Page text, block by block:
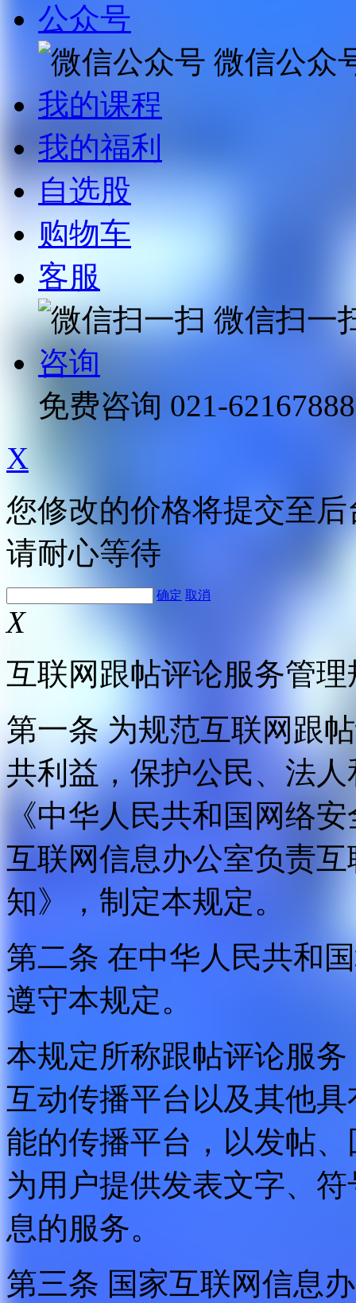
公众号
微信公众
我的课程
我的福利
自选股
购物车
客服
微信扫一
咨询
免费咨询 021-62167888
X
您修改的价格将提交至
请耐心等待
确定 取消
X
互联网跟帖评论服务管理
第一条 为规范互联网跟
共利益，保护公民、法
《中华人民共和国网络
互联网信息办公室负责
知》，制定本规定。
第二条 在中华人民共和
遵守本规定。
本规定所称跟帖评论服
互动传播平台以及其他
能的传播平台，以发帖
为用户提供发表文字、
息的服务。
第三条 国家互联网信息